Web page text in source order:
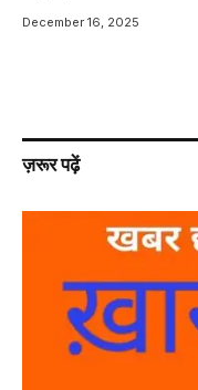
December 16, 2025
ज़रूर पढ़ें